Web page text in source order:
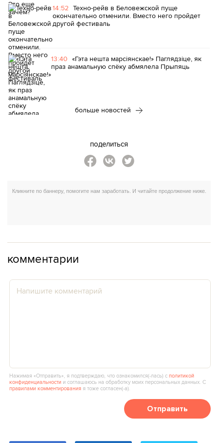
14:52 Техно-рейв в Беловежской пуще
окончательно отменили. Вместо него пройдет
другой фестиваль
13:40 «Гэта нешта марсіянскае!» Паглядзіце, як
праз анамальную спёку абмялела Прыпяць
больше новостей
поделиться
комментарии
Нажимая «Отправить», я подтверждаю, что ознакомился(‑лась) сполитикой
конфиденциальности и соглашаюсь на обработку моих персональных данных. С
правилами комментирования я тоже согласен(‑а).
Отправить